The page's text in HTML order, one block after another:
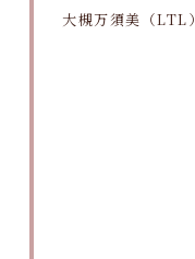
大槻万須美（LTL）